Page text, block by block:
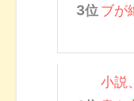
ブが
小説